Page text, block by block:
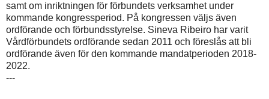
samt om inriktningen för förbundets verksamhet under
kommande kongressperiod. På kongressen väljs även
ordförande och förbundsstyrelse. Sineva Ribeiro har varit
Vårdförbundets ordförande sedan 2011 och föreslås att bli
ordförande även för den kommande mandatperioden 2018-
2022.
---